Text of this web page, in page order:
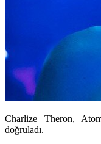
Charlize Theron,
doğruladı.